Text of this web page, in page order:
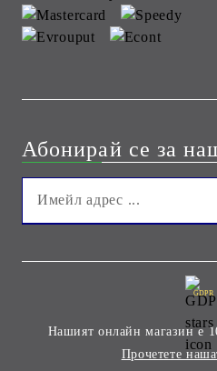
Абонирай се за
GDPR
Нашият онлайн магазин е
Прочетете